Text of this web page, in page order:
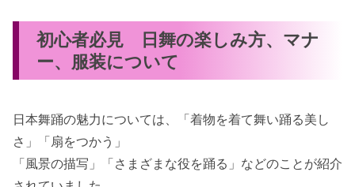
初心者必見 日舞の楽しみ方、マナ
ー、服装について
日本舞踊の魅力については、「着物を着て舞い踊る美し
さ」「扇をつかう」
「風景の描写」「さまざまな役を踊る」などのことが紹介